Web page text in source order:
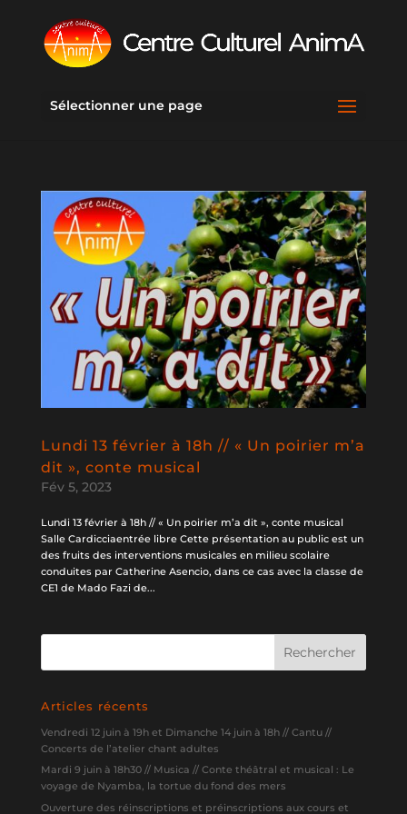
Sélectionner une page
Lundi 13 février à 18h // « Un poirier m’a
dit », conte musical
Fév 5, 2023
Lundi 13 février à 18h // « Un poirier m’a dit », conte musical
Salle Cardicciaentrée libre Cette présentation au public est un
des fruits des interventions musicales en milieu scolaire
conduites par Catherine Asencio, dans ce cas avec la classe de
CE1 de Mado Fazi de...
Articles récents
Vendredi 12 juin à 19h et Dimanche 14 juin à 18h // Cantu //
Concerts de l’atelier chant adultes
Mardi 9 juin à 18h30 // Musica // Conte théâtral et musical : Le
voyage de Nyamba, la tortue du fond des mers
Ouverture des réinscriptions et préinscriptions aux cours et